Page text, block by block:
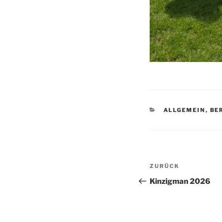
KATEGORIEN
ALLGEMEIN ,
Vorheriger
Beitrag
ZURÜCK
Kinzigman 2026